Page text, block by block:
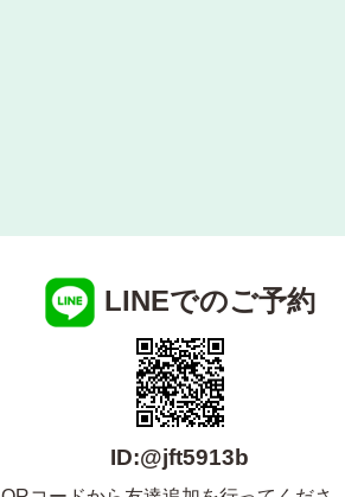
LINEでのご予約
ID:@jft5913b